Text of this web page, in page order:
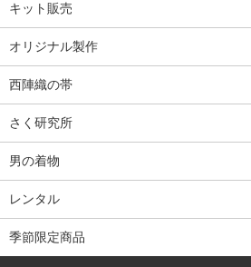
キット販売
オリジナル製作
西陣織の帯
さく研究所
男の着物
レンタル
季節限定商品